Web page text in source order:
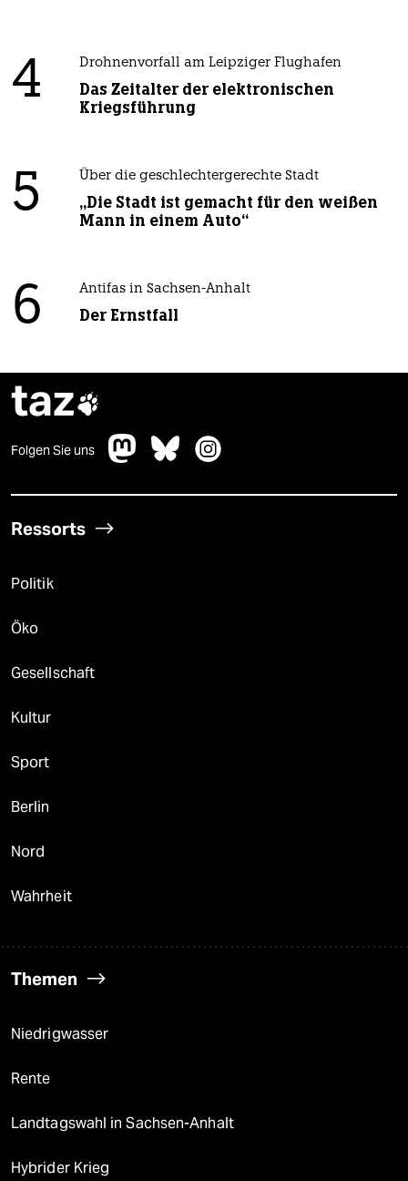
4 Drohnenvorfall am Leipziger Flughafen
Das Zeitalter der elektronischen
Kriegsführung
5 Über die geschlechtergerechte Stadt
„Die Stadt ist gemacht für den weißen
Mann in einem Auto“
6 Antifas in Sachsen-Anhalt
Der Ernstfall
taz
Folgen Sie uns
Ressorts
Politik
Öko
Gesellschaft
Kultur
Sport
Berlin
Nord
Wahrheit
Themen
Niedrigwasser
Rente
Landtagswahl in Sachsen-Anhalt
Hybrider Krieg